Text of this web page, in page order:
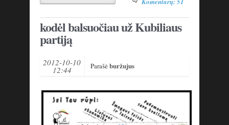
kodėl balsuočiau už Kubiliaus
partiją
2012-10-10
12:44 Parašėburžujus